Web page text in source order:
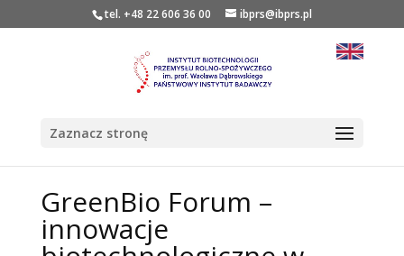
tel. +48 22 606 36 00 ibprs@ibprs.pl
Zaznacz stronę
GreenBio Forum –
innowacje